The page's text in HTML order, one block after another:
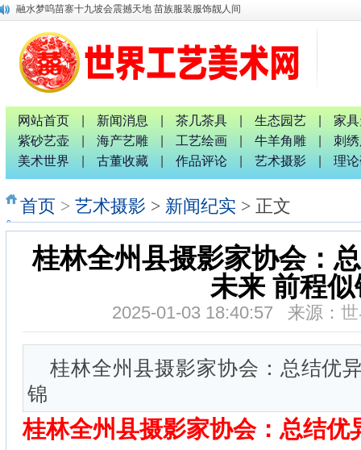
广西八一退役军人文工团：璀璨十截 军艺流芳 戎耀八桂
南宁市委统战部副部长、市工商联党组书记张献辉谆谆教诲
2026广西红色诗词歌舞文艺联欢晚会新闻发布会暨启动仪式
广西非物质文化遗产研究院院长唐正柱致辞
唐国宣采访中国退役军人书画家钟汉月先生
唐国宣 谢伟良等出席八桂孔雀宴开业盛典活动
唐国宣采访中华唐氏宗亲广西分会副秘书长唐金军
融水梦呜苗寨十九坡会震撼天地 苗族服装服饰靓人间
网站首页 新闻消息 茶几茶具 生态园艺
家
紫砂艺壶
海产艺雕 工艺绘画 牛羊角雕
刺
美术世界
古董收藏 作品评论 艺术摄影 理
首页 > 艺术摄影 > 新闻纪实 > 正文
桂林全州县摄影家协会：
未来 前程似
2025-01-03 18:40:57 来源：
桂林全州县摄影家协会：总结优
锦
桂林全州县摄影家协会：总结优